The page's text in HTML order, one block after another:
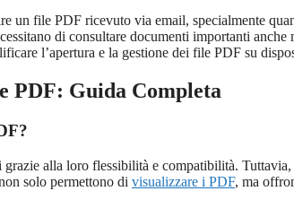
un file PDF ricevuto via email, specialmente
di consultare documenti importanti
l’apertura e la gestione dei file PDF su
Guida Completa
alla loro flessibilità e compatibilità.
solo permettono di visualizzare i PDF, ma